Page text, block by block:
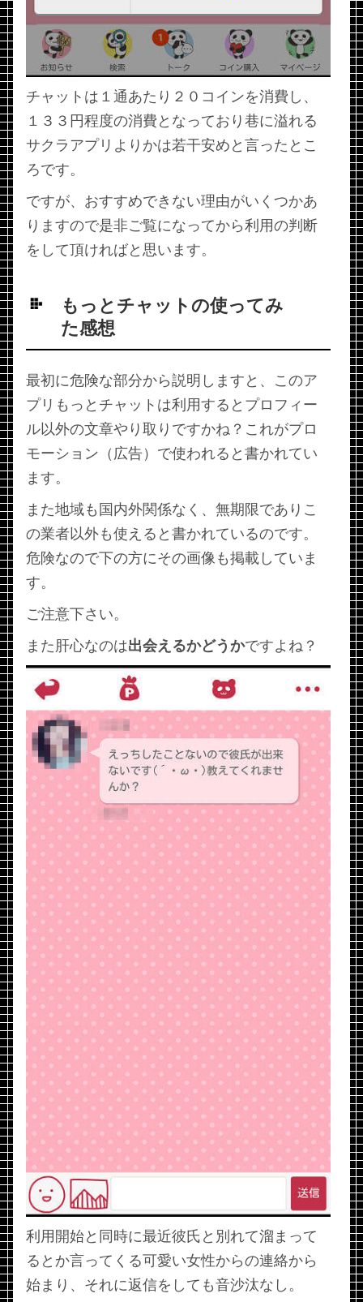
チャットは１通あたり２０コインを消費し、
１３３円程度の消費となっており巷に溢れる
サクラアプリよりかは若干安めと言ったとこ
ろです。
ですが、おすすめできない理由がいくつかあ
りますので是非ご覧になってから利用の判断
をして頂ければと思います。
もっとチャットの使ってみ
た感想
最初に危険な部分から説明しますと、このア
プリもっとチャットは利用するとプロフィー
ル以外の文章やり取りですかね？これがプロ
モーション（広告）で使われると書かれてい
ます。
また地域も国内外関係なく、無期限でありこ
の業者以外も使えると書かれているのです。
危険なので下の方にその画像も掲載していま
す。
ご注意下さい。
また肝心なのは出会えるかどうかですよね？
利用開始と同時に最近彼氏と別れて溜まって
るとか言ってくる可愛い女性からの連絡から
始まり、それに返信をしても音沙汰なし。